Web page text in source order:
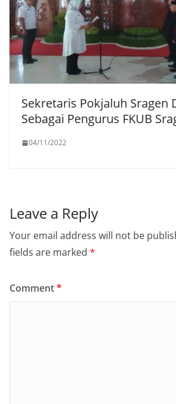
Sekretaris Pokjaluh Sragen
Sebagai Pengurus FKUB
04/11/2022
Leave a Reply
Your email address will not be
fields are marked *
Comment*